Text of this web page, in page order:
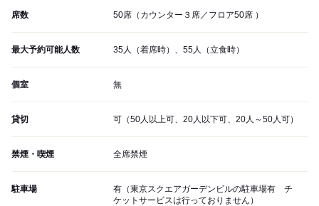
席数 50席（カウンター３席／フロア50席 ）
最大予約可能人数 35人（着席時）、55人（立食時）
個室 無
貸切 可（50人以上可、20人以下可、20人～50人可）
禁煙・喫煙 全席禁煙
駐車場
有（東京スクエアガーデンビルの駐車場有 チ
ケットサービスは行っておりません）